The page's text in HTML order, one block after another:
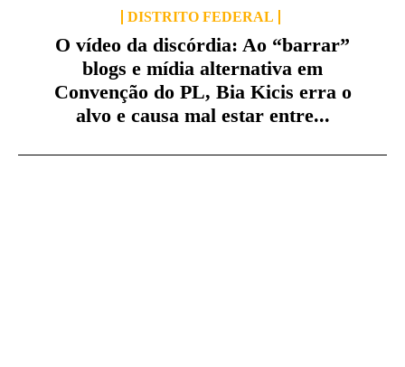
DISTRITO FEDERAL
O vídeo da discórdia: Ao “barrar”
blogs e mídia alternativa em
Convenção do PL, Bia Kicis erra o
alvo e causa mal estar entre...